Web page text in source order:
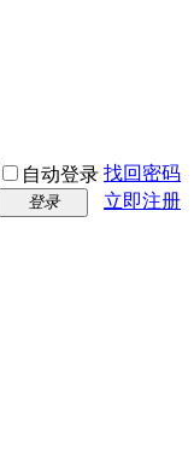
自动登录 找回密码
登录 立即注册